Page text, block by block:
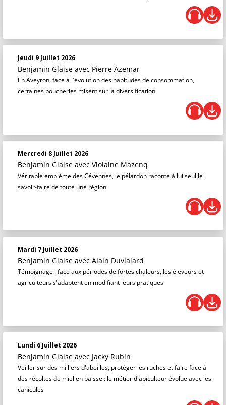
Jeudi 9 Juillet 2026
Benjamin Glaise avec Pierre Azemar
En Aveyron, face à l'évolution des habitudes de consommation,
certaines boucheries misent sur la diversification
Mercredi 8 Juillet 2026
Benjamin Glaise avec Violaine Mazenq
Véritable emblème des Cévennes, le pélardon raconte à lui seul le
savoir-faire de toute une région
Mardi 7 Juillet 2026
Benjamin Glaise avec Alain Duvialard
Témoignage : face aux périodes de fortes chaleurs, les éleveurs et
agriculteurs s'adaptent en modifiant leurs pratiques
Lundi 6 Juillet 2026
Benjamin Glaise avec Jacky Rubin
Veiller sur des milliers d'abeilles, protéger les ruches et faire face à
des récoltes de miel en baisse : le métier d'apiculteur évolue avec les
canicules